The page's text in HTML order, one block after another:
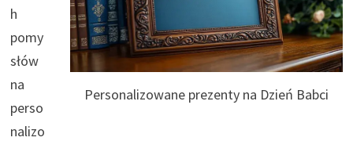
Personalizowane prezenty na Dzień Babci
h
pomy
słów
na
perso
nalizo